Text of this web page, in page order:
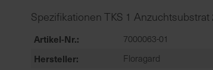
Spezifikationen TKS 1 Anzuchtsubstrat
Artikel-Nr. 7000063-01
Hersteller Floragard